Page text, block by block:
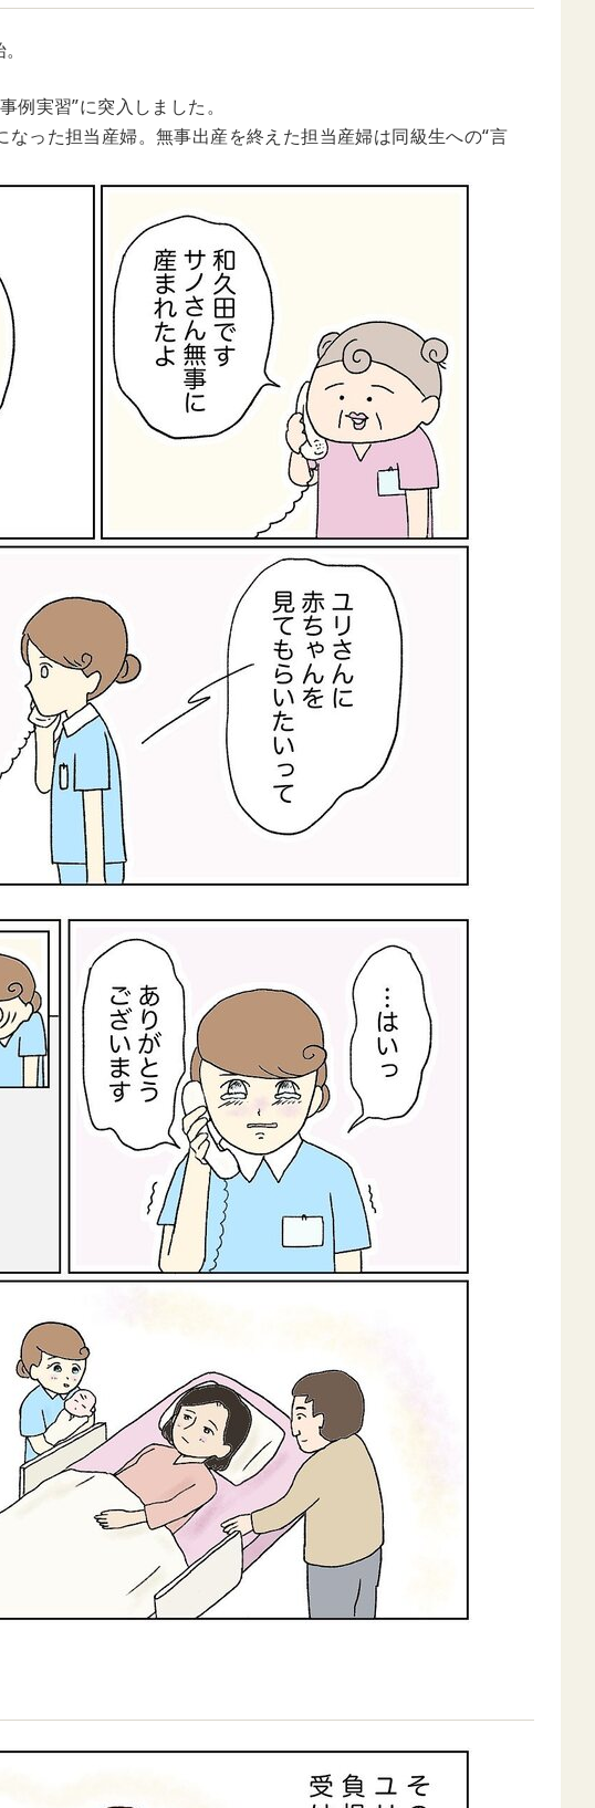
t
例実習”に突入しました。
った担当産婦。無事出産を終えた担当産婦は同級生への“言